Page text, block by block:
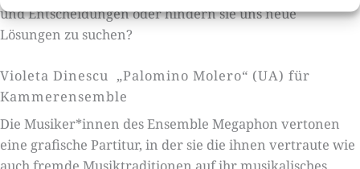
und Entscheidungen oder hindern sie uns neue
Lösungen zu suchen?
Violeta Dinescu „Palomino Molero“ (UA) für
Kammerensemble
Die Musiker*innen des Ensemble Megaphon vertonen
eine grafische Partitur, in der sie die ihnen vertraute wie